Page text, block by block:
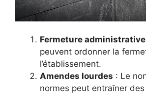
Fermeture administrative
peuvent ordonner la
l’établissement.
Amendes lourdes : Le
normes peut entraîner